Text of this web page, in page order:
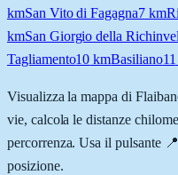
kmSan Vito di Fagagna7km
kmSan Giorgio della
Tagliamento10 kmBasiliano11
Visualizza la mappa di
vie, calcola le distanze
percorrenza. Usa il pulsante
posizione.